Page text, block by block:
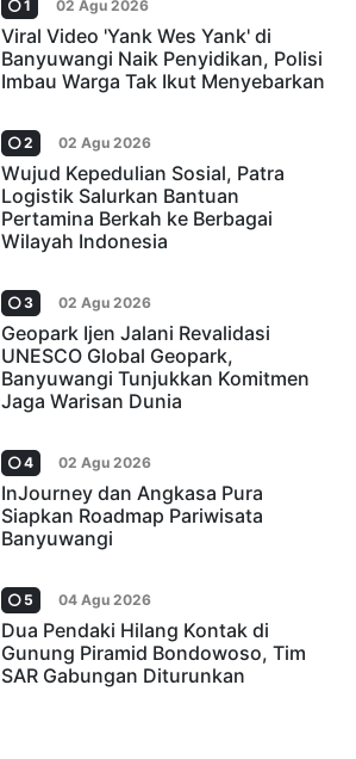
1 02 Agu 2026
Viral Video 'Yank Wes Yank' di
Banyuwangi Naik Penyidikan, Polisi
Imbau Warga Tak Ikut Menyebarkan
2 02 Agu 2026
Wujud Kepedulian Sosial, Patra
Logistik Salurkan Bantuan
Pertamina Berkah ke Berbagai
Wilayah Indonesia
3 02 Agu 2026
Geopark Ijen Jalani Revalidasi
UNESCO Global Geopark,
Banyuwangi Tunjukkan Komitmen
Jaga Warisan Dunia
4 02 Agu 2026
InJourney dan Angkasa Pura
Siapkan Roadmap Pariwisata
Banyuwangi
5 04 Agu 2026
Dua Pendaki Hilang Kontak di
Gunung Piramid Bondowoso, Tim
SAR Gabungan Diturunkan